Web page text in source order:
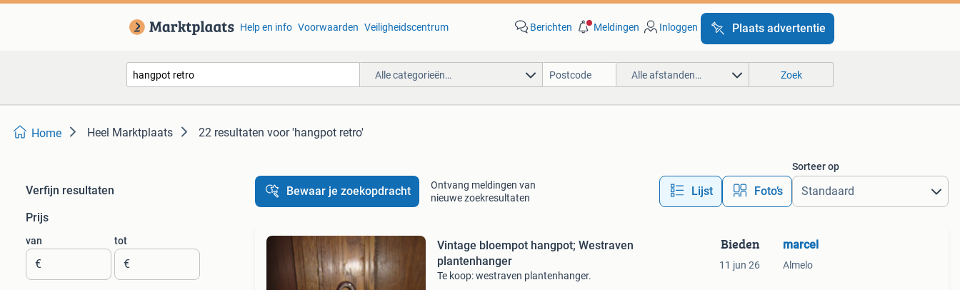
Help en info Voorwaarden Veiligheidscentrum Berichten Meldingen Inloggen Plaats advertentie
Alle categorieën… Alle afstanden… Zoek
Home Heel Marktplaats 22 resultaten voor 'hangpot retro'
Verfijn resultaten
Prijs
van
€
tot
€
Bewaar je zoekopdracht
Ontvang meldingen van
nieuwe zoekresultaten
Lijst Foto’s
Sorteer op
Vintage bloempot hangpot; Westraven
plantenhanger
Te koop: westraven plantenhanger.
Bieden
11 jun 26
marcel
Almelo